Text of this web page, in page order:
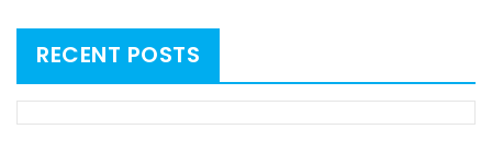
RECENT POSTS